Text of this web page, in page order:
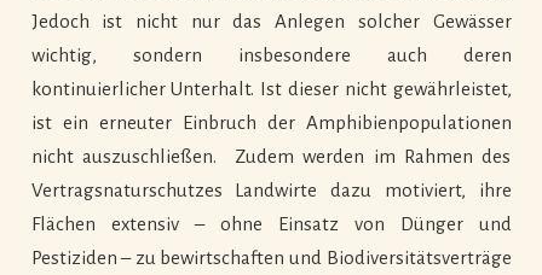
Jedoch ist nicht nur das Anlegen solcher Gewässer
wichtig, sondern insbesondere auch deren
kontinuierlicher Unterhalt. Ist dieser nicht gewährleistet,
ist ein erneuter Einbruch der Amphibienpopulationen
nicht auszuschließen. Zudem werden im Rahmen des
Vertragsnaturschutzes Landwirte dazu motiviert, ihre
Flächen extensiv – ohne Einsatz von Dünger und
Pestiziden – zu bewirtschaften und Biodiversitätsverträge